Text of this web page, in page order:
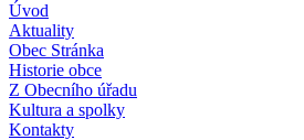
Úvod
Aktuality
Obec Stránka
Historie obce
Z Obecního úřadu
Kultura a spolky
Kontakty